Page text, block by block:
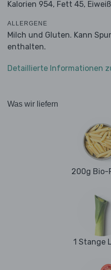
Kalorien 954, Fett 45,
ALLERGENE
Milch und Gluten. Kann
enthalten.
Detaillierte Informationen
Was wir liefern
200g Bio-
1 Stange